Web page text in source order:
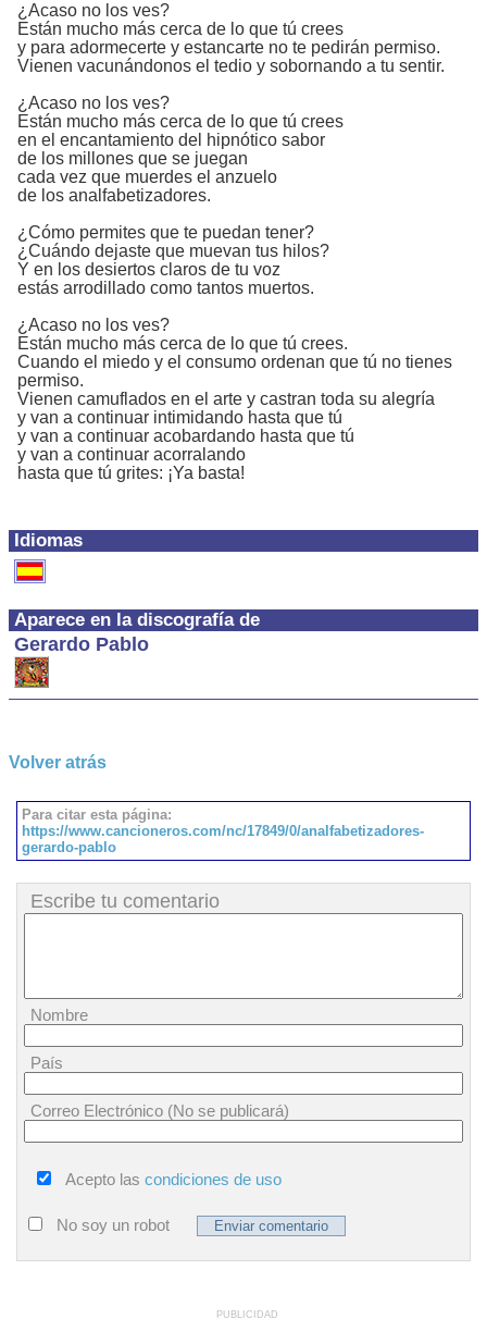
Idiomas
Aparece en la discografía de
Gerardo Pablo
¿Acaso no los ves?
Están mucho más cerca de lo que tú crees
y para adormecerte y estancarte no te pedirán permiso.
Vienen vacunándonos el tedio y sobornando a tu sentir.
¿Acaso no los ves?
Están mucho más cerca de lo que tú crees
en el encantamiento del hipnótico sabor
de los millones que se juegan
cada vez que muerdes el anzuelo
de los analfabetizadores.
¿Cómo permites que te puedan tener?
¿Cuándo dejaste que muevan tus hilos?
Y en los desiertos claros de tu voz
estás arrodillado como tantos muertos.
¿Acaso no los ves?
Están mucho más cerca de lo que tú crees.
Cuando el miedo y el consumo ordenan que tú no tienes
permiso.
Vienen camuflados en el arte y castran toda su alegría
y van a continuar intimidando hasta que tú
y van a continuar acobardando hasta que tú
y van a continuar acorralando
hasta que tú grites: ¡Ya basta!
Volver atrás
Para citar esta página:
https://www.cancioneros.com/nc/17849/0/analfabetizadores-
gerardo-pablo
Escribe tu comentario
Nombre
País
Correo Electrónico (No se publicará)
Acepto las condiciones de uso
No soy un robot
PUBLICIDAD